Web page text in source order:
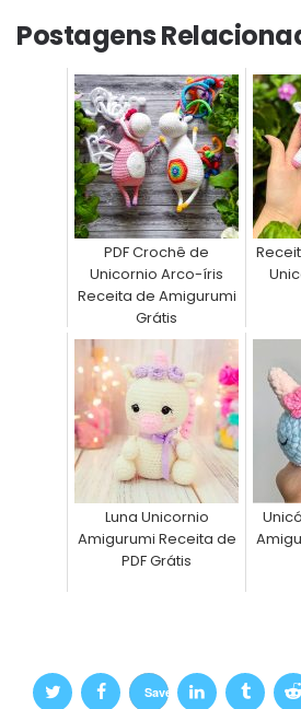
Postagens
PDF Crochê de
Unicornio Arco-íris
Receita de Amigurumi
Grátis
Luna Unicornio
Amigurumi Receita de
PDF Grátis
Save